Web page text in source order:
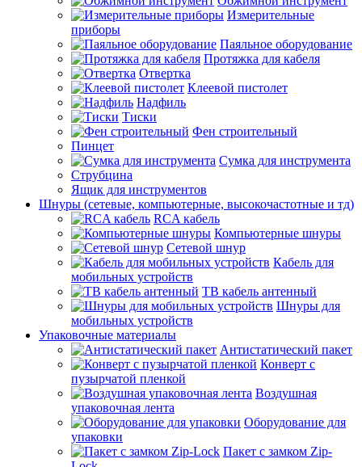
Измерительные
приборы
Паяльное оборудование
Протяжка для кабеля
Отвертка
Клеевой пистолет
Надфиль
Тиски
Фен строительный
Пинцет
Сумка для инструмента
Струбцина
Ящик для инструментов
Шнуры (сетевые, компьютерные, высокочастотные и тд)
RCA кабель
Компьютерные шнуры
Сетевой шнур
Кабель для
мобильных устройств
ТВ кабель антенный
Шнуры для
мобильных устройств
Упаковочные материалы
Антистатический пакет
Конверт с
пузырчатой пленкой
Воздушная
упаковочная лента
Оборудование для
упаковки
Пакет с замком Zip-